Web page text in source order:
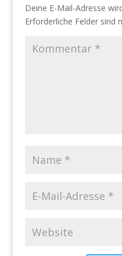
Deine E-Mail-Adresse
Erforderliche Felder sind